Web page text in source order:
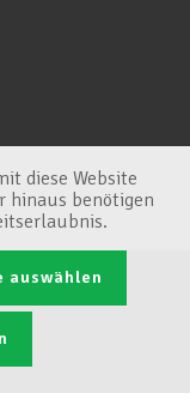
diese Website
hinaus benötigen
auswählen